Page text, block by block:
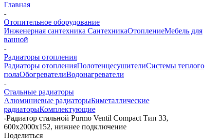
Главная
-
Отопительное оборудование
Инженерная сантехника СантехникаОтоплениеМебель для
ванной
-
Радиаторы отопления
Радиаторы отопленияПолотенцесушителиСистемы теплого
полаОбогревателиВодонагреватели
-
Стальные радиаторы
Алюминиевые радиаторыБиметаллические
радиаторыКомплектующие
-Радиатор стальной Purmo Ventil Compact Тип 33,
600x2000x152, нижнее подключение
Поделиться